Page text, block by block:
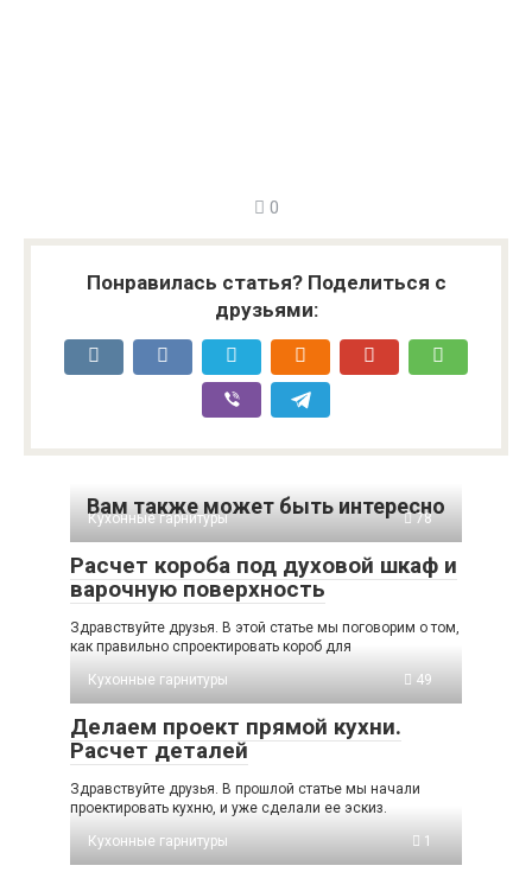
0
Понравилась статья? Поделиться с
друзьями:
Вам также может быть интересно
Кухонные гарнитуры 78
Расчет короба под духовой шкаф и
варочную поверхность
Здравствуйте друзья. В этой статье мы поговорим о том,
как правильно спроектировать короб для
Кухонные гарнитуры
49
Делаем проект прямой кухни.
Расчет деталей
Здравствуйте друзья. В прошлой статье мы начали
проектировать кухню, и уже сделали ее эскиз.
Кухонные гарнитуры
1